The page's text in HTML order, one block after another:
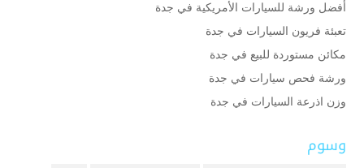
أفضل ورشة للسيارات الأمريكية في جدة
تعبئة فريون السيارات في جدة
مكائن مستوردة للبيع في جدة
ورشة فحص سيارات في جدة
وزن اذرعة السيارات في جدة
وسوم